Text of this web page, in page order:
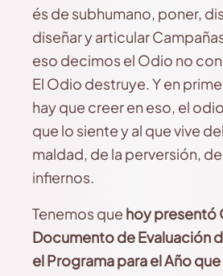
és de subhumano, poner,
diseñar y articular
eso decimos el Odio no
El Odio destruye. Y en
hay que creer en eso, el
que lo siente y al que vive
maldad, de la perversión,
infiernos.
Tenemos que hoy presentó
Documento de Evaluación
el Programa para el Año